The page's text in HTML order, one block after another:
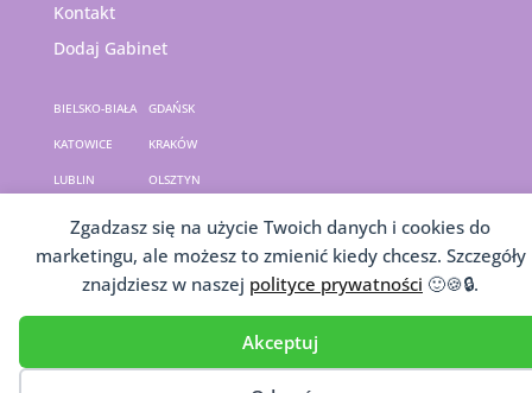
Zgadzasz się na użycie Twoich danych i cookies do
marketingu, ale możesz to zmienić kiedy chcesz. Szczegóły
znajdziesz w naszej polityce prywatności 🙂🍪🔒.
Akceptuj
Kontakt
Dodaj Gabinet
BIELSKO-BIAŁA GDAŃSK
KATOWICE KRAKÓW
LUBLIN OLSZTYN
SZCZECIN TARNÓW
WARSZAWA